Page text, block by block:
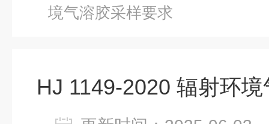
境气溶胶采样要求
HJ 1149-2020 辐射环